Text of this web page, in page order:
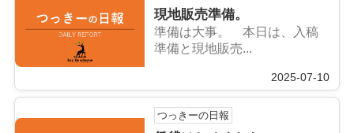
現地販売準備。
準備は大事。 本日は、入稿
準備と現地販売...
2025-07-10
つっきーの日報